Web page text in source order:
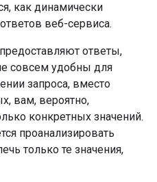
как динамически
веб-сервиса.
ответы,
совсем удобны для
запроса, вместо
вам, вероятно,
конкретных значений.
проанализировать
только те значения,